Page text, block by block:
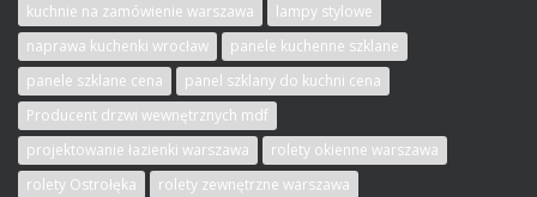
kuchnie na zamówienie warszawa
lampy stylowe
naprawa kuchenki wrocław
panele kuchenne szklane
panele szklane cena
panel szklany do kuchni cena
Producent drzwi wewnętrznych mdf
projektowanie łazienki warszawa
rolety okienne warszawa
rolety Ostrołęka
rolety zewnętrzne warszawa